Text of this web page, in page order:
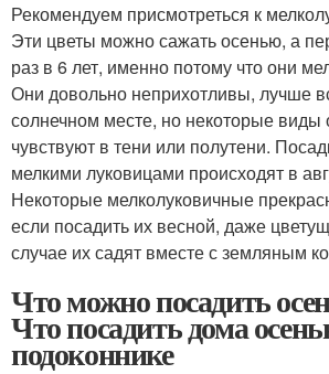
Рекомендуем присмотреться к
Эти цветы можно сажать осенью, а
раз в 6 лет, именно потому что они
Они довольно неприхотливы, лучше
солнечном месте, но некоторые виды
чувствуют в тени или полутени.
мелкими луковицами происходят в
Некоторые мелколуковичные
если посадить их весной, даже
случае их садят вместе с земляным
Что можно посадить
Что посадить дома
подоконнике